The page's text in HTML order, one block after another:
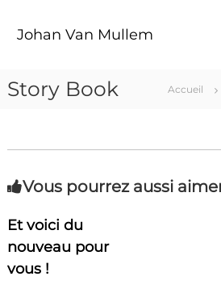
Johan Van Mullem
Story Book Accueil
Vous pourrez aussi
Et voici du
nouveau pour
vous !